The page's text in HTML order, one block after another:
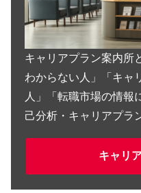
キャリアプラン案内所
わからない人」「キャ
人」「転職市場の情報
己分析・キャリアプラ
キャリ